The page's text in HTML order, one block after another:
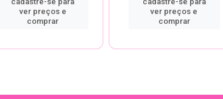
ver preços e
comprar
ver preços e
comprar